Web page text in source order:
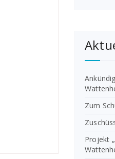
Zum
Projekt